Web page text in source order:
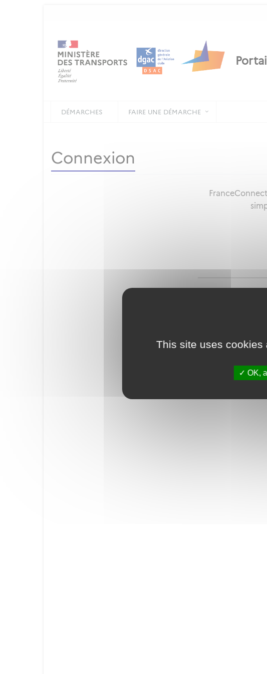
This site uses cookies
OK,
DÉMARCHES FAIRE UNE DÉMARCHE
Connexion